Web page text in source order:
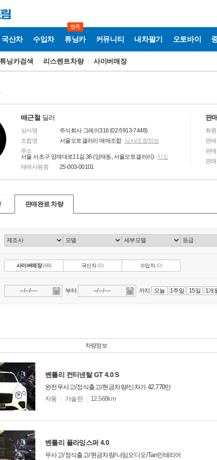
국산차 수입차 튜닝카 커뮤니티 내차팔기 오토바이
닝카검색 리스렌트차량 사이버매장
배근철 딜러
상사명
주식회사 그레이316 (02-5913-7448)
조합명
서울오토갤러리 매매조합 상사/조합정보
주소
서울 서초구 양재대로11길 36 (양재동, 서울오토갤러리) 지도
매매사원증
25-003-00101
판
회
판
판
판
판매완료 차량
사이버매장(69) 국산차(0) 수입차(0)
부터 까지 오늘 1주일 15일 1개
차량정보
벤틀리 컨티넨탈 GT 4.0 S
완전무사고/정식출고/현금차량/신차가 42,770만
모
션
자동 가솔린 12,568km
벤틀리 플라잉스퍼 4.0
무사고/정식출고/현금차량/나임오디오/Tan인테리어